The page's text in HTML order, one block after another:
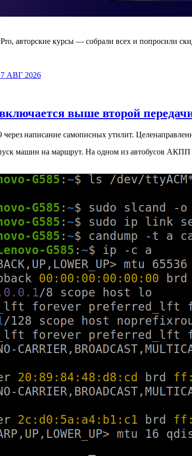
авторские курсы — собрали всех и попросили
АВГ 2026
выше второй
написание самописных утилит.
машин на маршрут. На одном из автобусов АКПП